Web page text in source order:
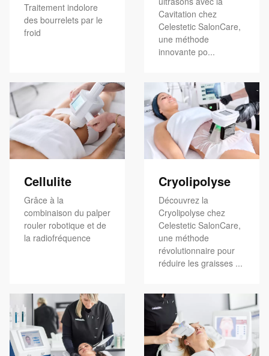
Traitement indolore
des bourrelets par le
froid
Cavitation chez
Celestetic SalonCare,
une méthode
innovante po...
Cellulite
Grâce à la
combinaison du palper
rouler robotique et de
la radiofréquence
Cryolipolyse
Découvrez la
Cryolipolyse chez
Celestetic SalonCare,
une méthode
révolutionnaire pour
réduire les graisses ...